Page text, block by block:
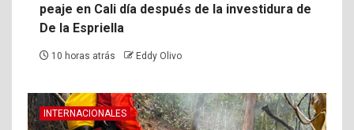
peaje en Cali día después de la investidura de
De la Espriella
10 horas atrás Eddy Olivo
INTERNACIONALES